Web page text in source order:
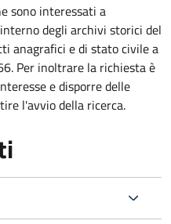
sono interessati a
degli archivi storici del
anagrafici e di stato civile a
Per inoltrare la richiesta è
e disporre delle
l'avvio della ricerca.